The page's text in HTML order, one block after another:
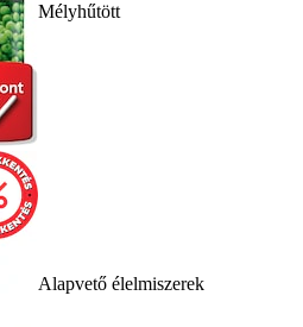
Mélyhűtött
Alapvető élelmiszerek